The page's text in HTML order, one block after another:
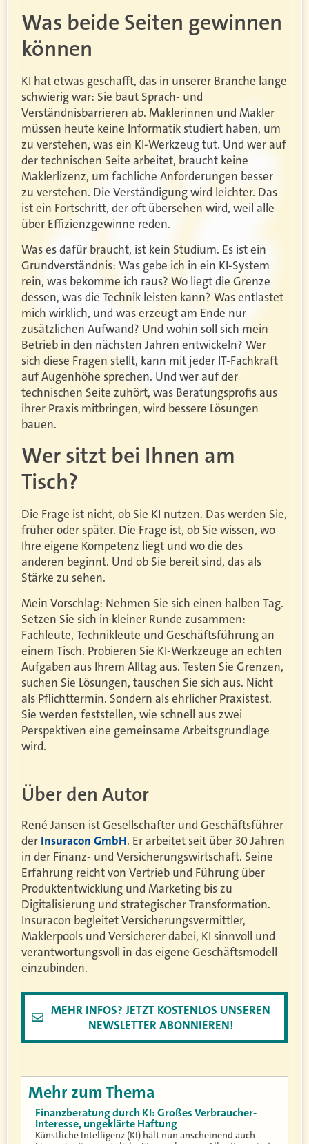
Was beide Seiten gewinnen
können
KI hat etwas geschafft, das in unserer Branche lange
schwierig war: Sie baut Sprach- und
Verständnisbarrieren ab. Maklerinnen und Makler
müssen heute keine Informatik studiert haben, um
zu verstehen, was ein KI-Werkzeug tut. Und wer auf
der technischen Seite arbeitet, braucht keine
Maklerlizenz, um fachliche Anforderungen besser
zu verstehen. Die Verständigung wird leichter. Das
ist ein Fortschritt, der oft übersehen wird, weil alle
über Effizienzgewinne reden.
Was es dafür braucht, ist kein Studium. Es ist ein
Grundverständnis: Was gebe ich in ein KI-System
rein, was bekomme ich raus? Wo liegt die Grenze
dessen, was die Technik leisten kann? Was entlastet
mich wirklich, und was erzeugt am Ende nur
zusätzlichen Aufwand? Und wohin soll sich mein
Betrieb in den nächsten Jahren entwickeln? Wer
sich diese Fragen stellt, kann mit jeder IT-Fachkraft
auf Augenhöhe sprechen. Und wer auf der
technischen Seite zuhört, was Beratungsprofis aus
ihrer Praxis mitbringen, wird bessere Lösungen
bauen.
Wer sitzt bei Ihnen am
Tisch?
Die Frage ist nicht, ob Sie KI nutzen. Das werden Sie,
früher oder später. Die Frage ist, ob Sie wissen, wo
Ihre eigene Kompetenz liegt und wo die des
anderen beginnt. Und ob Sie bereit sind, das als
Stärke zu sehen.
Mein Vorschlag: Nehmen Sie sich einen halben Tag.
Setzen Sie sich in kleiner Runde zusammen:
Fachleute, Technikleute und Geschäftsführung an
einem Tisch. Probieren Sie KI-Werkzeuge an echten
Aufgaben aus Ihrem Alltag aus. Testen Sie Grenzen,
suchen Sie Lösungen, tauschen Sie sich aus. Nicht
als Pflichttermin. Sondern als ehrlicher Praxistest.
Sie werden feststellen, wie schnell aus zwei
Perspektiven eine gemeinsame Arbeitsgrundlage
wird.
Über den Autor
René Jansen ist Gesellschafter und Geschäftsführer
der Insuracon GmbH. Er arbeitet seit über 30 Jahren
in der Finanz- und Versicherungswirtschaft. Seine
Erfahrung reicht von Vertrieb und Führung über
Produktentwicklung und Marketing bis zu
Digitalisierung und strategischer Transformation.
Insuracon begleitet Versicherungsvermittler,
Maklerpools und Versicherer dabei, KI sinnvoll und
verantwortungsvoll in das eigene Geschäftsmodell
einzubinden.
MEHR INFOS? JETZT KOSTENLOS UNSEREN
NEWSLETTER ABONNIEREN!
Mehr zum Thema
Finanzberatung durch KI: Großes Verbraucher-
Interesse, ungeklärte Haftung
Künstliche Intelligenz (KI) hält nun anscheinend auch